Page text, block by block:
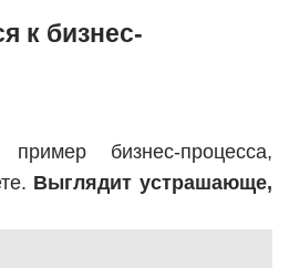
к бизнес-
бизнес-процесса,
Выглядит устрашающе,